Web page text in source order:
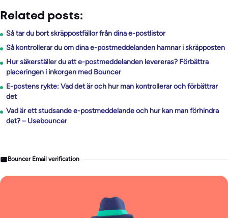
Related posts:
Så tar du bort skräppostfällor från dina e-postlistor
Så kontrollerar du om dina e-postmeddelanden hamnar i skräpposten
Hur säkerställer du att e-postmeddelanden levereras? Förbättra
placeringen i inkorgen med Bouncer
E-postens rykte: Vad det är och hur man kontrollerar och förbättrar
det
Vad är ett studsande e-postmeddelande och hur kan man förhindra
det? – Usebouncer
Bouncer Email verification